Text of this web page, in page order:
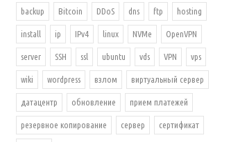
backup Bitcoin DDoS dns ftp hosting
install ip IPv4 linux NVMe OpenVPN
server SSH ssl ubuntu vds VPN vps
wiki wordpress взлом виртуальный сервер
датацентр обновление прием платежей
резервное копирование сервер сертификат